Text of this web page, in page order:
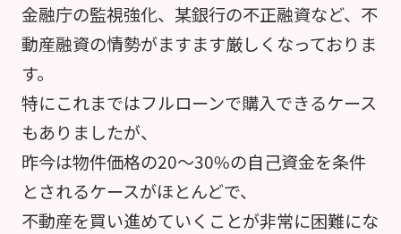
金融庁の監視強化、某銀行の不正融資など、不
動産融資の情勢がますます厳しくなっておりま
す。
特にこれまではフルローンで購入できるケース
もありましたが、
昨今は物件価格の20～30%の自己資金を条件
とされるケースがほとんどで、
不動産を買い進めていくことが非常に困難にな